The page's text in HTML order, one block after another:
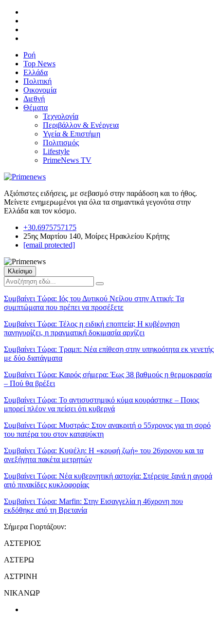
Ροή
Top News
Ελλάδα
Πολιτική
Οικονομία
Διεθνή
Θέματα
Τεχνολογία
Περιβάλλον & Ενέργεια
Υγεία & Επιστήμη
Πολιτισμός
Lifestyle
PrimeNews TV
Αξιόπιστες ειδήσεις, με σεβασμό στην παράδοση και το ήθος.
Μείνετε ενημερωμένοι για όλα τα σημαντικά γεγονότα στην
Ελλάδα και τον κόσμο.
+30.6975757175
25ης Μαρτίου 140, Μοίρες Ηρακλείου Κρήτης
[email protected]
Κλείσιμο
Συμβαίνει Τώρα: Ιός του Δυτικού Νείλου στην Αττική: Τα
συμπτώματα που πρέπει να προσέξετε
Συμβαίνει Τώρα: Τέλος η ειδική εποπτεία; Η κυβέρνηση
πανηγυρίζει, η πραγματική δοκιμασία αρχίζει
Συμβαίνει Τώρα: Τραμπ: Νέα επίθεση στην υπηκοότητα εκ γενετής
με δύο διατάγματα
Συμβαίνει Τώρα: Καιρός σήμερα: Έως 38 βαθμούς η θερμοκρασία
– Πού θα βρέξει
Συμβαίνει Τώρα: Το αντισυστημικό κύμα κουράστηκε – Ποιος
μπορεί πλέον να πείσει ότι κυβερνά
Συμβαίνει Τώρα: Μυστράς: Στον ανακριτή ο 55χρονος για τη σορό
του πατέρα του στον καταψύκτη
Συμβαίνει Τώρα: Κυψέλη: Η «κρυφή ζωή» του 26χρονου και τα
ανεξήγητα πακέτα μετρητών
Συμβαίνει Τώρα: Νέα κυβερνητική αστοχία: Στέρεψε ξανά η αγορά
από πινακίδες κυκλοφορίας
Συμβαίνει Τώρα: Marfin: Στην Εισαγγελία η 46χρονη που
εκδόθηκε από τη Βρετανία
Σήμερα Γιορτάζουν:
ΑΣΤΕΡΙΟΣ
ΑΣΤΕΡΩ
ΑΣΤΡΙΝΗ
ΝΙΚΑΝΩΡ